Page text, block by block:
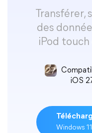
Transférer,
des
iPod
iOS
Windows